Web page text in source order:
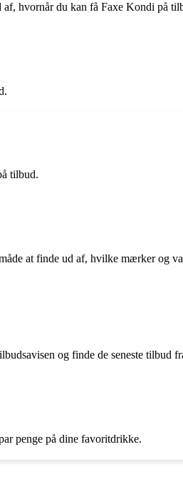
hvornår du kan få Faxe Kondi på
tilbud.
at finde ud af, hvilke mærker og
og finde de seneste tilbud
penge på dine favoritdrikke.